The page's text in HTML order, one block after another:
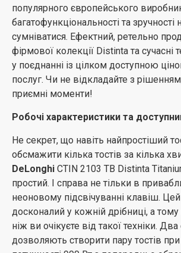
популярного європейського
багатофункціональності та
сумніватися. Ефектний, ретельно
фірмової колекції Distinta та сучасні
у поєднанні із цілком доступною
послуг. Чи не відкладайте з
приємні моменти!
Робочі характеристики та
Не секрет, що навіть найпростіший
обсмажити кілька тостів за кілька
DeLonghi CTIN 2103 TB Distinta
простий. І справа не тільки в
неоновому підсвічуванні клавіш. Цей
досконалий у кожній дрібниці, а
ніж ви очікуєте від такої техніки.
дозволяють створити пару тостів при